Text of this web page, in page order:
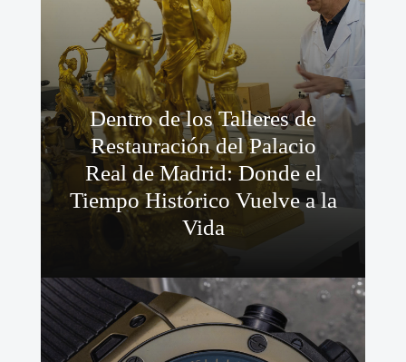
Dentro de los Talleres de
Restauración del Palacio
Real de Madrid: Donde el
Tiempo Histórico Vuelve a la
Vida